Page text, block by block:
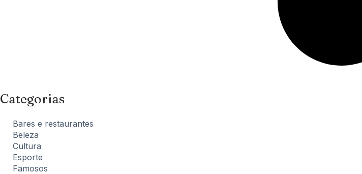
Categorias
Bares e restaurantes
Beleza
Cultura
Esporte
Famosos